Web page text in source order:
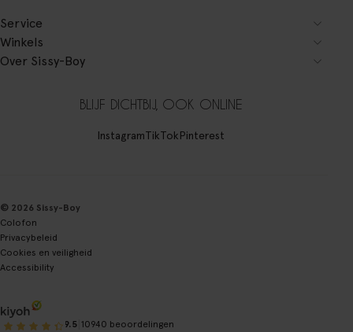
Service
Winkels
Over Sissy-Boy
BLIJF DICHTBIJ, OOK ONLINE
InstagramTikTokPinterest
© 2026 Sissy-Boy
Colofon
Privacybeleid
Cookies en veiligheid
Accessibility
9.5 10940 beoordelingen